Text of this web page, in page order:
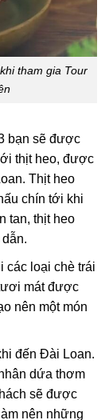
tham gia Tour
bạn sẽ được
thịt heo, được
Thịt heo
chín tới khi
tan, thịt heo
các loại chè trái
mát được
nên một món
đến Đài Loan.
dứa thơm
sẽ được
nên những